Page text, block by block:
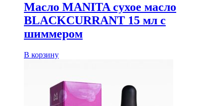
Масло MANITA сухое масло
BLACKCURRANT 15 мл с
шиммером
В корзину